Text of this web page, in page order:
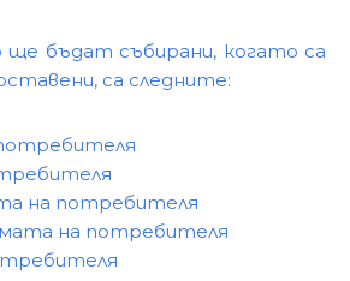
бъдат събирани, когато са
са следните:
на потребителя
на потребителя